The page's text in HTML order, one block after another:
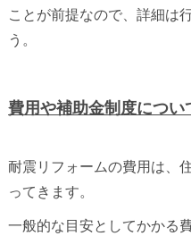
ことが前提なので、詳細は
う。
費用や補助金制度につい
耐震リフォームの費用は、
ってきます。
一般的な目安としてかかる